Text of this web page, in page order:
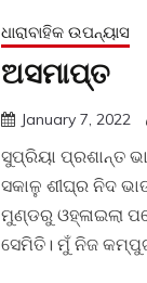
ଧାରାବାହିକ ଉପନ୍ୟାସ
ଅସମାପ୍ତ
January 7, 2022
ସୁପ୍ରିୟା ପ୍ରଶାନ୍ତ
ସକାଳୁ ଶୀଘ୍ର ନିଦ
ମୁଣ୍ଡରୁ ଓହ୍ଳାଇଲା
ସେମିତି। ମୁଁ ନିଜ